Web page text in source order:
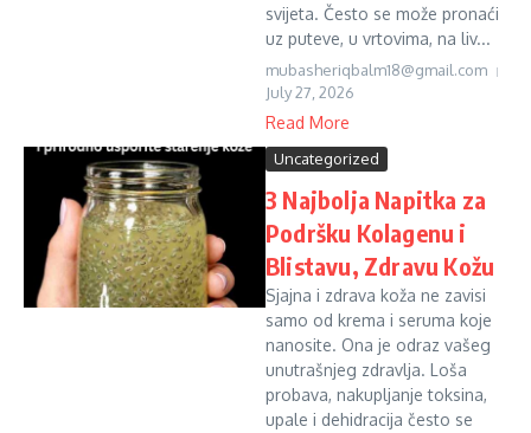
svijeta. Često se može pronaći
uz puteve, u vrtovima, na liv...
mubasheriqbalm18@gmail.com
July 27, 2026
Read More
Uncategorized
3 Najbolja Napitka za
Podršku Kolagenu i
Blistavu, Zdravu Kožu
Sjajna i zdrava koža ne zavisi
samo od krema i seruma koje
nanosite. Ona je odraz vašeg
unutrašnjeg zdravlja. Loša
probava, nakupljanje toksina,
upale i dehidracija često se